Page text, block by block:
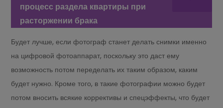
процесс раздела квартиры при
расторжении брака
Будет лучше, если фотограф станет делать снимки именно
на цифровой фотоаппарат, поскольку это даст ему
возможность потом переделать их таким образом, каким
будет нужно. Кроме того, в такие фотографии можно будет
потом вносить всякие коррективы и спецэффекты, что будет